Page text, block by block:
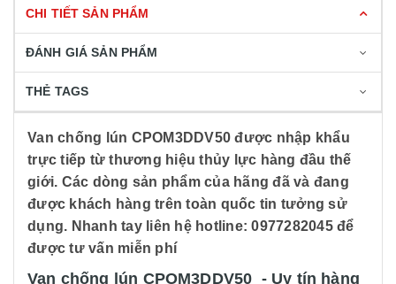
CHI TIẾT SẢN PHẨM
ĐÁNH GIÁ SẢN PHẨM
THẺ TAGS
Van chống lún CPOM3DDV50 được nhập khẩu
trực tiếp từ thương hiệu thủy lực hàng đầu thế
giới. Các dòng sản phẩm của hãng đã và đang
được khách hàng trên toàn quốc tin tưởng sử
dụng. Nhanh tay liên hệ hotline: 0977282045 để
được tư vấn miễn phí
Van chống lún CPOM3DDV50 - Uy tín hàng